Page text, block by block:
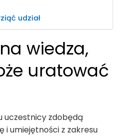
udział
wiedza,
uratować
uczestnicy zdobędą
i umiejętności z zakresu